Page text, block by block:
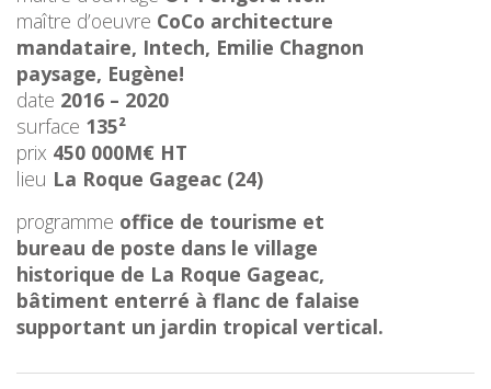
maître d’oeuvre CoCo architecture
mandataire, Intech, Emilie Chagnon
paysage, Eugène!
date 2016 – 2020
surface 135²
prix 450 000M€ HT
lieu La Roque Gageac (24)
programme office de tourisme et
bureau de poste dans le village
historique de La Roque Gageac,
bâtiment enterré à flanc de falaise
supportant un jardin tropical vertical.